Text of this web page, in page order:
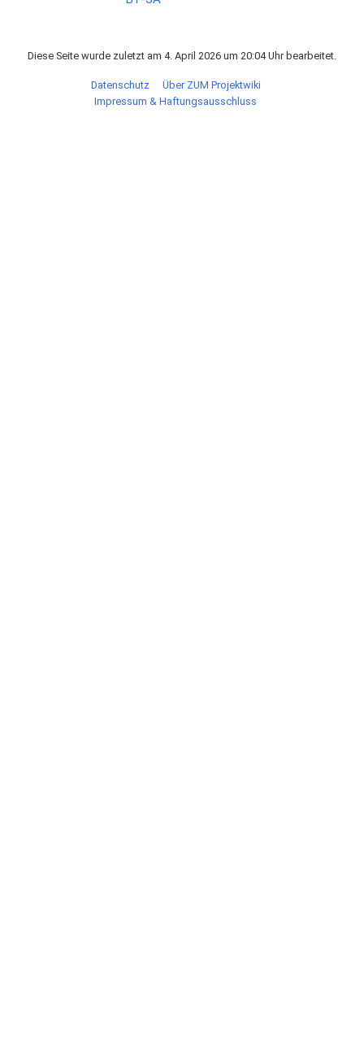
Diese Seite wurde zuletzt am 4. April 2026 um 20:04 Uhr bearbeitet.
Datenschutz
Über ZUM Projektwiki
Impressum & Haftungsausschluss